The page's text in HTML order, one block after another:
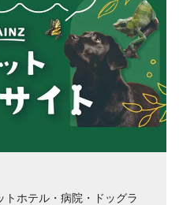
糖、キサンタンガム(増粘安定
ン酸K(酸化防止剤)、デヒドロ酢
止剤)
:43.0%以上、粗脂肪:2.0%以上、
以下、粗繊維:0.1%以下、水
下
あたり
トホテル・病院・ドッグラ